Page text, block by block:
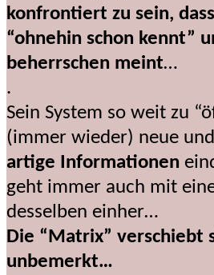
konfrontiert zu sein,
“ohnehin schon kennt”
beherrschen meint…
.
Sein System so weit zu
(immer wieder) neue
artige Informationen
geht immer auch mit
desselben einher…
Die “Matrix” verschiebt
unbemerkt…